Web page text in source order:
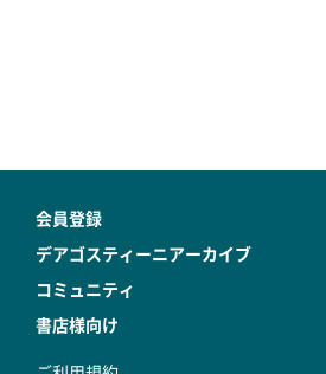
会員登録
デアゴスティーニアーカイブ
コミュニティ
書店様向け